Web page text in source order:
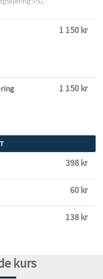
1 150 kr
1 150 kr
398 kr
60 kr
138 kr
kurs